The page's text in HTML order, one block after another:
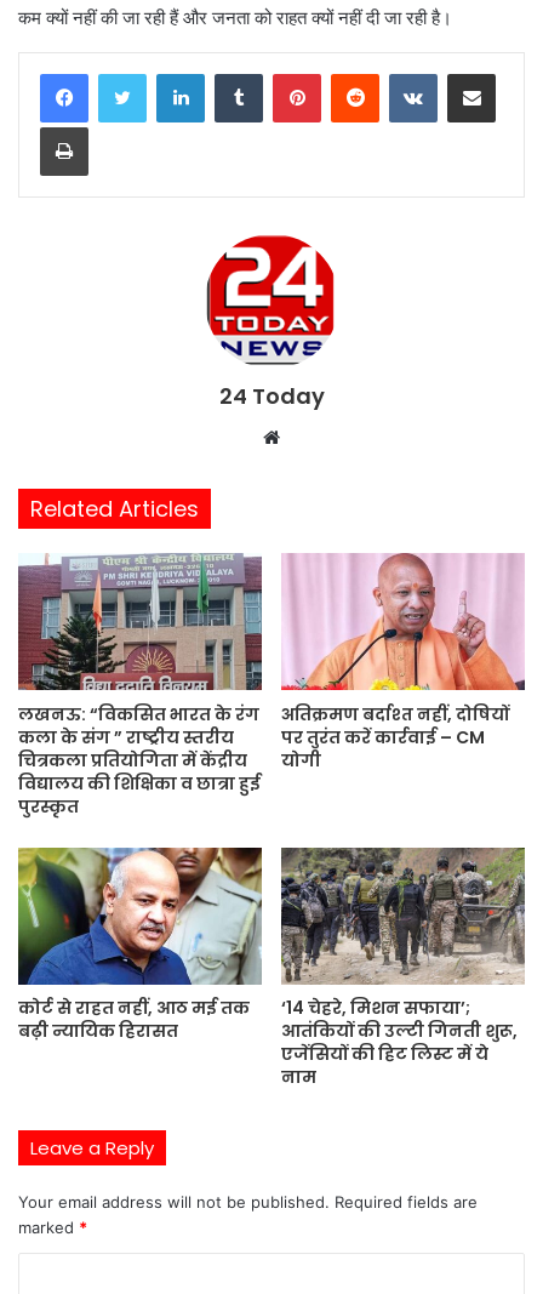
कम क्यों नहीं की जा रही हैं और जनता को राहत क्यों नहीं दी जा रही है।
24 Today
i
Related Articles
लखनऊ: “विकसित भारत के रंग
कला के संग ” राष्ट्रीय स्तरीय
चित्रकला प्रतियोगिता में केंद्रीय
विद्यालय की शिक्षिका व छात्रा हुई
पुरस्कृत
अतिक्रमण बर्दाश्त नहीं, दोषियों
पर तुरंत करें कार्रवाई – CM
योगी
कोर्ट से राहत नहीं, आठ मई तक
बढ़ी न्यायिक हिरासत
‘14 चेहरे, मिशन सफाया’;
आतंकियों की उल्टी गिनती शुरू,
एजेंसियों की हिट लिस्ट में ये
नाम
Leave a Reply
Your email address will not be published. Required fields are
marked *